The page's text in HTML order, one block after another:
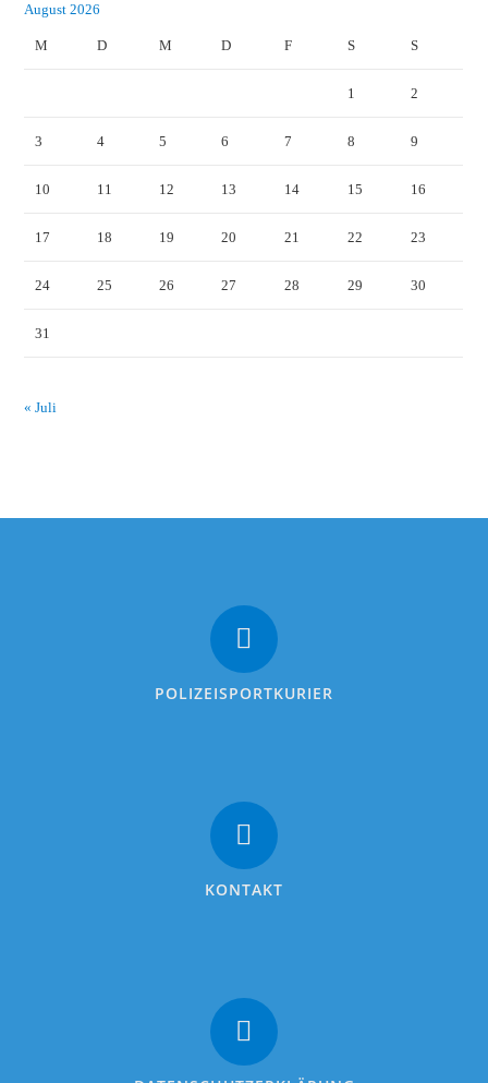
August 2026
M D M D F S S
1 2
3 4 5 6 7 8 9
10 11 12 13 14 15 16
17 18 19 20 21 22 23
24 25 26 27 28 29 30
31
« Juli
POLIZEISPORTKURIER
KONTAKT